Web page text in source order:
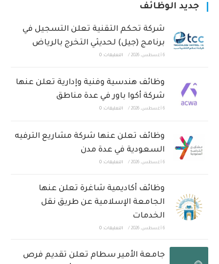
جديد الوظائف
شركة تحكم التقنية تعلن التسجيل في
برنامج (جيل) لحديثي التخرج بالرياض
6 أغسطس، 2026 / التعليقات: 0
وظائف هندسية وفنية وإدارية تعلن عنها
شركة أكوا باور في عدة مناطق
6 أغسطس، 2026 / التعليقات: 0
وظائف تعلن عنها شركة مشاريع الترفيه
السعودية في عدة مدن
6 أغسطس، 2026 / التعليقات: 0
وظائف أكاديمية شاغرة تعلن عنها
الجامعة الإسلامية عن طريق نقل
الخدمات
6 أغسطس، 2026 / التعليقات: 0
جامعة الأمير سطام تعلن تقديم فرص